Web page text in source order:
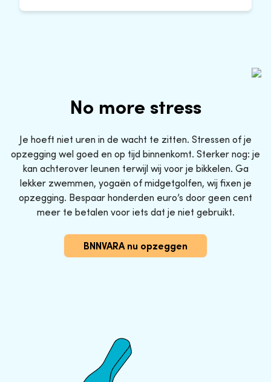
No more stress
Je hoeft niet uren in de wacht te zitten. Stressen of je
opzegging wel goed en op tijd binnenkomt. Sterker nog: je
kan achterover leunen terwijl wij voor je bikkelen. Ga
lekker zwemmen, yogaën of midgetgolfen, wij fixen je
opzegging. Bespaar honderden euro’s door geen cent
meer te betalen voor iets dat je niet gebruikt.
BNNVARA nu opzeggen